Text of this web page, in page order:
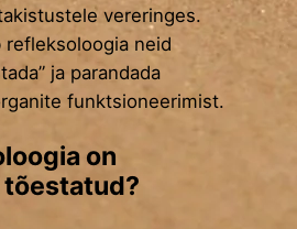
vereringes.
refleksoloogia neid
ja parandada
funktsioneerimist.
on